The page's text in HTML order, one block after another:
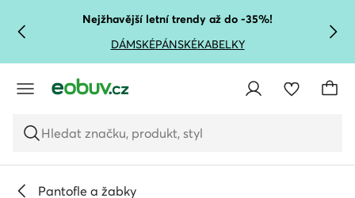
PŘEJÍT NA HLAVNÍ OBSAH
PŘEJÍT NA VYHLEDÁVÁNÍ
Nejžhavější letní trendy až do -35%!
DÁMSKÉPÁNSKÉKABELKY
Hledat značku, produkt, styl
Pantofle a žabky